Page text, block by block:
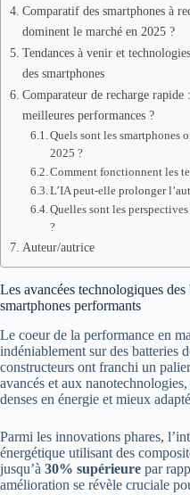
Comparatif des smartphones à
dominent le marché en 2025 ?
Tendances à venir et
des smartphones
Comparateur de recharge
meilleures performances ?
Quels sont les smartphones
2025 ?
Comment fonctionnent les
L’IA peut-elle prolonger
Quelles sont les
?
Auteur/autrice
Les avancées technologiques
smartphones performants
Le coeur de la performance en
indéniablement sur des batteries
constructeurs ont franchi un
avancés et aux
denses en énergie et mieux
Parmi les innovations phares,
énergétique utilisant des
jusqu’à 30% supérieure par
amélioration se révèle cruciale